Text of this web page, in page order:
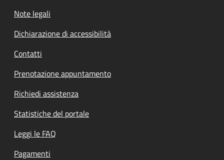
Note legali
Dichiarazione di accessibilità
Contatti
Prenotazione appuntamento
Richiedi assistenza
Statistiche del portale
Leggi le FAQ
Pagamenti